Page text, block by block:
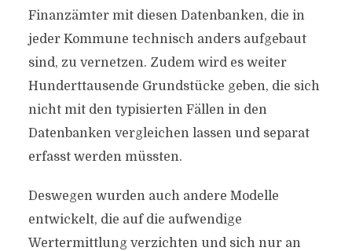
Finanzämter mit diesen Datenbanken, die in
jeder Kommune technisch anders aufgebaut
sind, zu vernetzen. Zudem wird es weiter
Hunderttausende Grundstücke geben, die sich
nicht mit den typisierten Fällen in den
Datenbanken vergleichen lassen und separat
erfasst werden müssten.
Deswegen wurden auch andere Modelle
entwickelt, die auf die aufwendige
Wertermittlung verzichten und sich nur an